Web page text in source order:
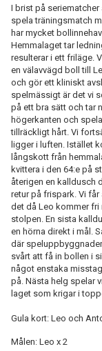
I brist på
spela träningsmatch
har mycket
Hemmalaget tar
resulterar i ett friläge.
en välavvägd boll till
och gör ett kliniskt
spelmässigt är det vi
på ett bra sätt och tar
högerkanten och
tillräckligt hårt. Vi
ligger i luften. Istället
långskott från
kvittera i den 64:e på
återigen en kalldusch
retur på frispark. Vi
det då Leo kommer fri
stolpen. En sista
en hörna direkt i mål.
där
svårt att få in bollen i
något enstaka
på. Nästa helg spelar
laget som krigar i
Gula kort: Leo och
Målen: Leo x 2